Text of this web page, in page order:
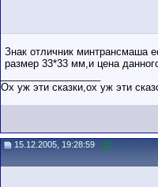
Знак отличник минтрансмаша
размер 33*33 мм,и цена
Ох уж эти сказки,ох уж эти
15.12.2005, 19:28:59